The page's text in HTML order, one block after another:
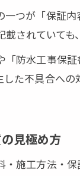
防
トラブ
保証書
つが「保証
されていて
防水工事保
た不具合へ
見極め方
施工方法・